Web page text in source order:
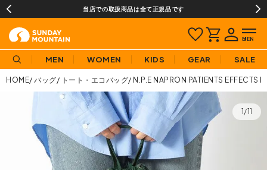
当店での取扱商品は全て正規品です
MEN WOMEN KIDS GEAR SALE
HOME バッグ トート・エコバッグ N.P.E NAPRON PATIENTS EFFECTS
1/11